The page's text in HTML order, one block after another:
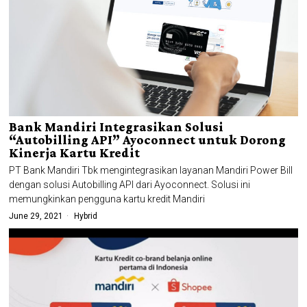
Bank Mandiri Integrasikan Solusi
“Autobilling API” Ayoconnect untuk Dorong
Kinerja Kartu Kredit
PT Bank Mandiri Tbk mengintegrasikan layanan Mandiri Power Bill
dengan solusi Autobilling API dari Ayoconnect. Solusi ini
memungkinkan pengguna kartu kredit Mandiri
June 29, 2021 Hybrid